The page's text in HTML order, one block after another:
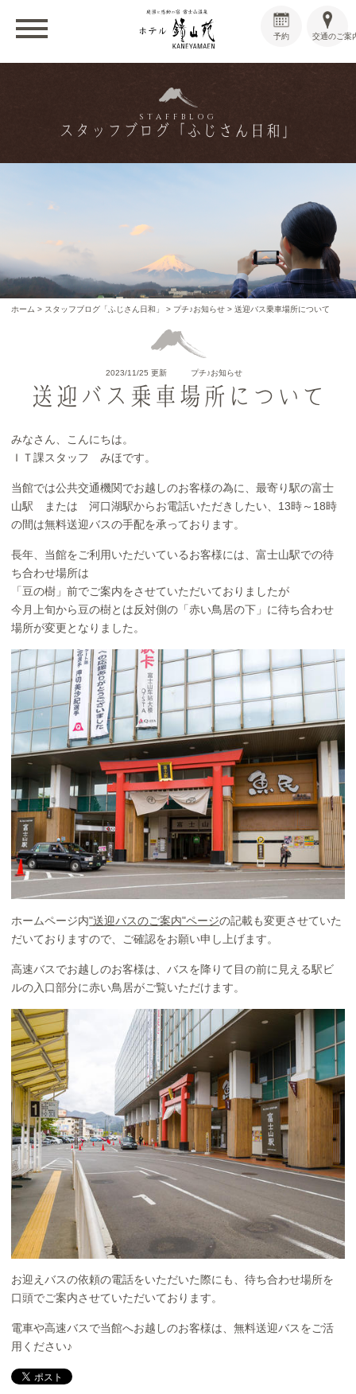
交通のご案
予約
STAFFBLOG
スタッフブログ「ふじさん日和」
ホーム > スタッフブログ「ふじさん日和」 > プチ♪お知らせ >送迎バス乗車場所について
2023/11/25 更新 プチ♪お知らせ
送迎バス乗車場所について
みなさん、こんにちは。
ＩＴ課スタッフ みほです。
当館では公共交通機関でお越しのお客様の為に、最寄り駅の富士
山駅 または 河口湖駅からお電話いただきしたい、13時～18時
の間は無料送迎バスの手配を承っております。
長年、当館をご利用いただいているお客様には、富士山駅での待
ち合わせ場所は
「豆の樹」前でご案内をさせていただいておりましたが
今月上旬から豆の樹とは反対側の「赤い鳥居の下」に待ち合わせ
場所が変更となりました。
ホームページ内"送迎バスのご案内"ページの記載も変更させていた
だいておりますので、ご確認をお願い申し上げます。
高速バスでお越しのお客様は、バスを降りて目の前に見える駅ビ
ルの入口部分に赤い鳥居がご覧いただけます。
お迎えバスの依頼の電話をいただいた際にも、待ち合わせ場所を
口頭でご案内させていただいております。
電車や高速バスで当館へお越しのお客様は、無料送迎バスをご活
用ください♪